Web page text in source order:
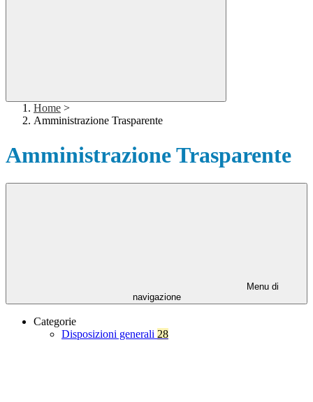
Home >
Amministrazione Trasparente
Amministrazione Trasparente
Menu di
navigazione
Categorie
Disposizioni generali 28